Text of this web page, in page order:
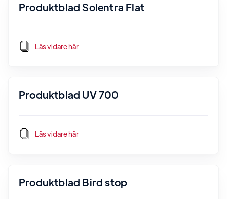
Produktblad Solentra Flat
Läs vidare här
Produktblad UV 700
Läs vidare här
Produktblad Bird stop